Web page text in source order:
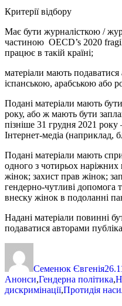
Критерії відбору
Має бути журналісткою /
частиною OECD’s 2020
працює в такій країні;
матеріали мають
іспанською, арабською або
Подані матеріали мають
року, або ж мають бути
пізніше 31 грудня 2021 року
Інтернет-медіа (наприклад,
Подані матеріали мають
одного з чотирьох
жінок; захист прав жінок;
гендерно-чутливі допомога
внеску жінок в подоланні
Надані матеріали повинні
подаватися авторами
Семенюк Євгенія
Анонси,Гендерна політика,
дискримінації,Протидія